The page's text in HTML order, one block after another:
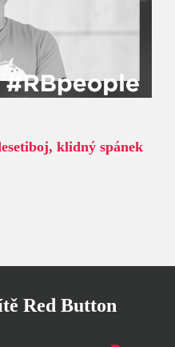
klidný spánek
Red Button